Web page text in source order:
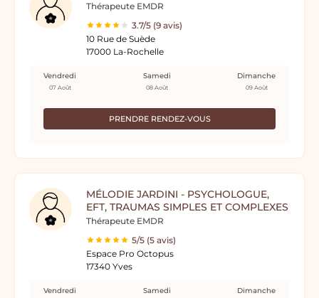
Thérapeute EMDR
3.7/5 (9 avis)
10 Rue de Suède
17000 La-Rochelle
PRENDRE RENDEZ-VOUS
Vendredi
07 Août
Samedi
08 Août
Dimanche
09 Août
MÉLODIE JARDINI - PSYCHOLOGUE,
EFT, TRAUMAS SIMPLES ET COMPLEXES
Thérapeute EMDR
5/5 (5 avis)
Espace Pro Octopus
17340 Yves
Vendredi Samedi Dimanche